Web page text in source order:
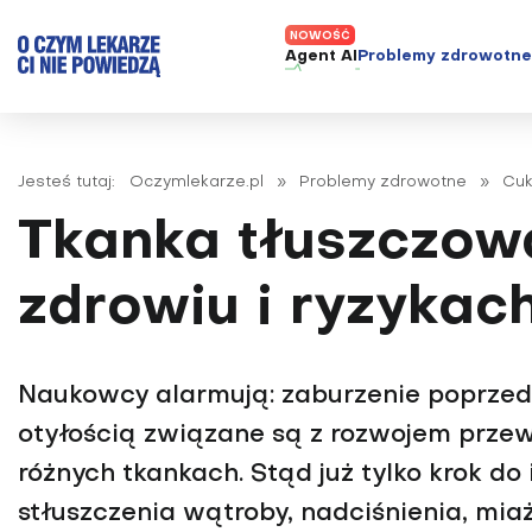
Agent AI Problemy zdrowotne
Alergie
Autyzm
Bezsenność
Borelioza
Celiakia
Choroba Alzheimera
Choroba Parkinsona
Choroby jelit
Prawa
Jesteś tutaj: Oczymlekarze.pl » Problemy zdrowotne »
Tkanka
zdrowiu i
Naukowcy alarmują: zaburzenie
otyłością związane są z rozwojem
różnych tkankach. Stąd już tylko krok
stłuszczenia wątroby, nadciśnienia,